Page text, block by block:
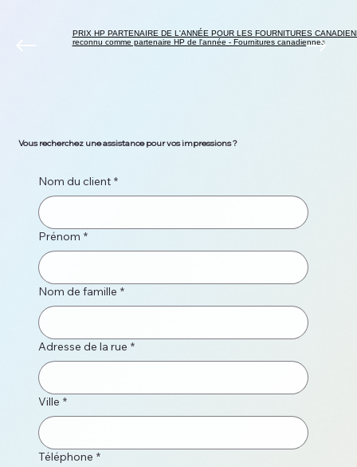
PRIX HP PARTENAIRE DE L'ANNÉE POUR LES FOURNITURES
reconnu comme partenaire HP de l'année - Fournitures canadiennes
Vous recherchez une assistance pour vos impressions ?
Nom du client *
Prénom *
Nom de famille *
Adresse de la rue *
Ville *
Téléphone *